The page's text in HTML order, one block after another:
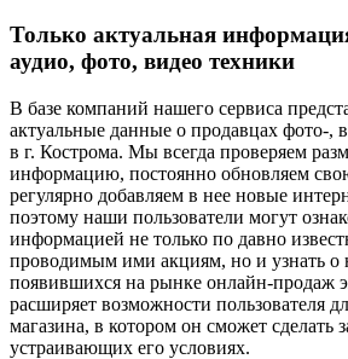
Только актуальная
аудио, фото, видео техники
В базе компаний нашего сервиса
актуальные данные о продавцах фото-,
в г. Кострома. Мы всегда проверяем
информацию, постоянно обновляем
регулярно добавляем в нее новые
поэтому наши пользователи могут
информацией не только по давно
проводимым ими акциям, но и узнать о
появившихся на рынке онлайн-продаж
расширяет возможности пользователя
магазина, в котором он сможет сделать
устраивающих его условиях.